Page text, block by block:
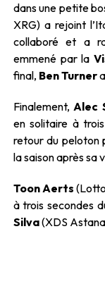
dans une petite
XRG) a rejoint
collaboré et a
emmené par la
final, Ben Turner
Finalement,Alec
en solitaire à
retour du peloton
la saison après sa
Toon Aerts
à trois secondes
Silva(XDS